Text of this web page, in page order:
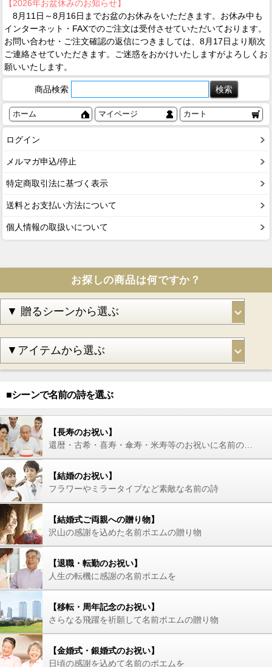
【2026年お盆休みのお知らせ】
8月11日～8月16日までお盆のお休みをいただきます。お休み中も
インターネット・FAXでのご注文は受付させていただいております。
お問い合わせ・ご注文確認の返信につきましては、8月17日より順次
ご連絡させていただきます。ご迷惑をおかけいたしますがよろしくお
願いいたします。
商品検索
ホーム マイページ カート
ログイン
メルマガ申込/停止
特定商取引法に基づく表示
送料とお支払い方法について
個人情報の取扱いについて
お探しの商品は何ですか？
■シーンで名前の詩を選ぶ
【長寿のお祝い】
還暦・古希・喜寿・傘寿・米寿等のお祝いに名前の詩を
【結婚のお祝い】
フラワーやミラータイプなど素敵な名前の詩
【結婚式ご両親への贈り物】
沢山の感謝を込めた名前ポエムの贈り物
【退職・転勤のお祝い】
人生の転機に感謝の名前ポエムを
【移転・周年記念のお祝い】
さらなる飛躍を祈願して名前ポエムの贈り物
【金婚式・銀婚式のお祝い】
日頃の感謝を込めて名前のポエムを